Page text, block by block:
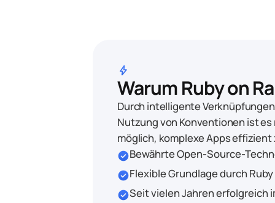
bolt
Warum Ruby on
Durch intelligente
Nutzung von Konventionen ist es
möglich, komplexe Apps effizient
check_circleBewährte Open-Source-
check_circleFlexible Grundlage durch Ruby
check_circleSeit vielen Jahren erfolgreich